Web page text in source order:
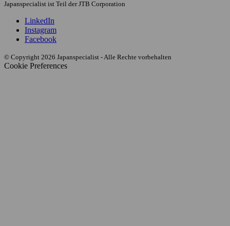
Japanspecialist ist Teil der JTB Corporation
LinkedIn
Instagram
Facebook
© Copyright 2026 Japanspecialist - Alle Rechte vorbehalten
Cookie Preferences